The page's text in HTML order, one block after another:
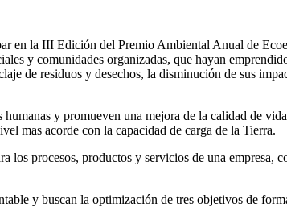
en la III Edición del Premio Ambiental Anual de
y comunidades organizadas, que hayan
de residuos y desechos, la disminución de sus
humanas y promueven una mejora de la calidad de
mas acorde con la capacidad de carga de la Tierra.
los procesos, productos y servicios de una empresa,
y buscan la optimización de tres objetivos de